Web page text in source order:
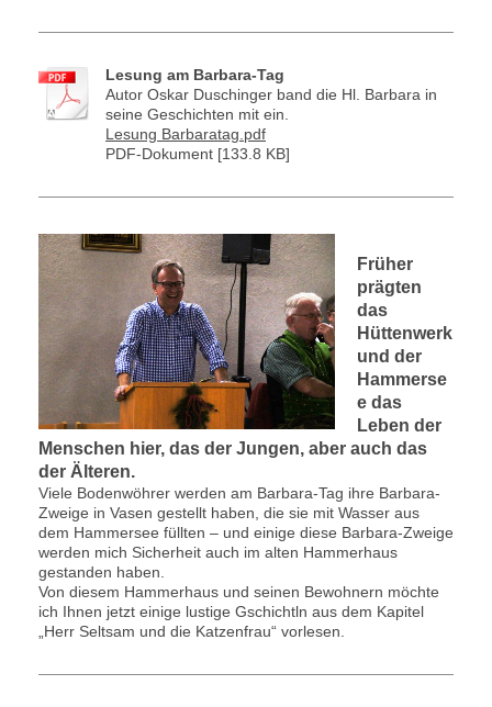
Lesung am Barbara-Tag
Autor Oskar Duschinger band die Hl. Barbara in
seine Geschichten mit ein.
Lesung Barbaratag.pdf
PDF-Dokument [133.8 KB]
Früher
prägten
das
Hüttenwerk
und der
Hammerse
e das
Leben der
Menschen hier, das der Jungen, aber auch das
der Älteren.
Viele Bodenwöhrer werden am Barbara-Tag ihre Barbara-
Zweige in Vasen gestellt haben, die sie mit Wasser aus
dem Hammersee füllten – und einige diese Barbara-Zweige
werden mich Sicherheit auch im alten Hammerhaus
gestanden haben.
Von diesem Hammerhaus und seinen Bewohnern möchte
ich Ihnen jetzt einige lustige Gschichtln aus dem Kapitel
„Herr Seltsam und die Katzenfrau“ vorlesen.